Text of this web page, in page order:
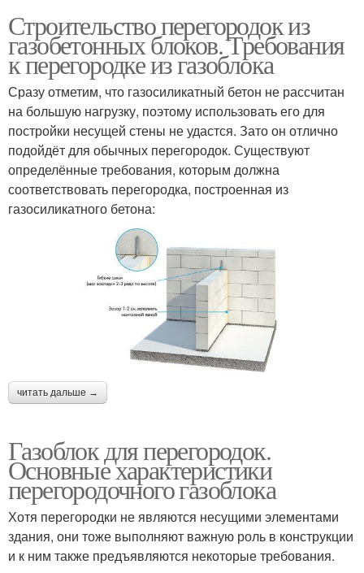
Строительство перегородок из
газобетонных блоков. Требования
к перегородке из газоблока
Сразу отметим, что газосиликатный бетон не рассчитан
на большую нагрузку, поэтому использовать его для
постройки несущей стены не удастся. Зато он отлично
подойдёт для обычных перегородок. Существуют
определённые требования, которым должна
соответствовать перегородка, построенная из
газосиликатного бетона:
читать дальше →
Газоблок для перегородок.
Основные характеристики
перегородочного газоблока
Хотя перегородки не являются несущими элементами
здания, они тоже выполняют важную роль в конструкции
и к ним также предъявляются некоторые требования.